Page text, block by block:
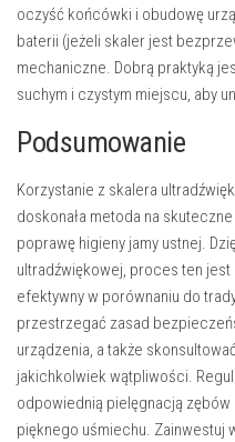
oczyść końcówki i obudowę
baterii (jeżeli skaler jest
mechaniczne. Dobrą praktyką
suchym i czystym miejscu, aby
Podsumowanie
Korzystanie z skalera
doskonała metoda na
poprawę higieny jamy ustnej.
ultradźwiękowej, proces ten
efektywny w porównaniu do
przestrzegać zasad
urządzenia, a także
jakichkolwiek wątpliwości.
odpowiednią pielęgnacją
pięknego uśmiechu. Zainwestuj